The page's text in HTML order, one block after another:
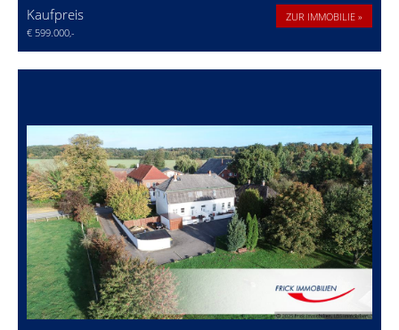
Kaufpreis
€ 599.000,-
ZUR IMMOBILIE »